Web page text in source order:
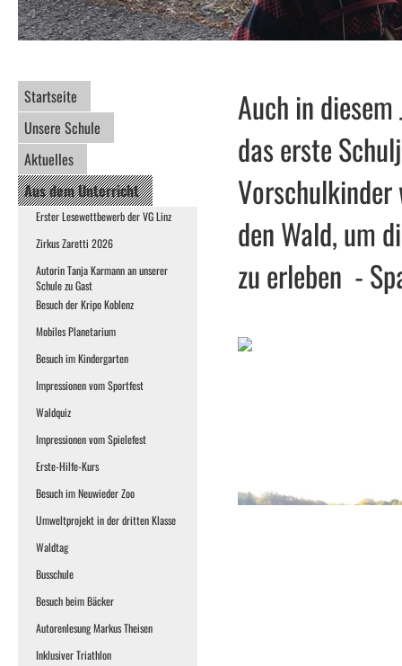
Startseite
Unsere Schule
Aktuelles
Aus dem Unterricht
Erster Lesewettbewerb der VG Linz
Zirkus Zaretti 2026
Autorin Tanja Karmann an unserer
Schule zu Gast
Besuch der Kripo Koblenz
Mobiles Planetarium
Besuch im Kindergarten
Impressionen vom Sportfest
Waldquiz
Impressionen vom Spielefest
Erste-Hilfe-Kurs
Besuch im Neuwieder Zoo
Umweltprojekt in der dritten Klasse
Waldtag
Busschule
Besuch beim Bäcker
Autorenlesung Markus Theisen
Inklusiver Triathlon
Auch in
das erste
den Wald, um
zu erleben -